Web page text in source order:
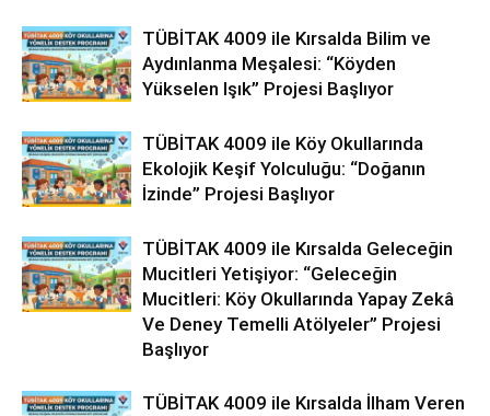
TÜBİTAK 4009 ile Kırsalda Bilim ve
Aydınlanma Meşalesi: “Köyden
Yükselen Işık” Projesi Başlıyor
TÜBİTAK 4009 ile Köy Okullarında
Ekolojik Keşif Yolculuğu: “Doğanın
İzinde” Projesi Başlıyor
TÜBİTAK 4009 ile Kırsalda Geleceğin
Mucitleri Yetişiyor: “Geleceğin
Mucitleri: Köy Okullarında Yapay Zekâ
Ve Deney Temelli Atölyeler” Projesi
Başlıyor
TÜBİTAK 4009 ile Kırsalda İlham Veren